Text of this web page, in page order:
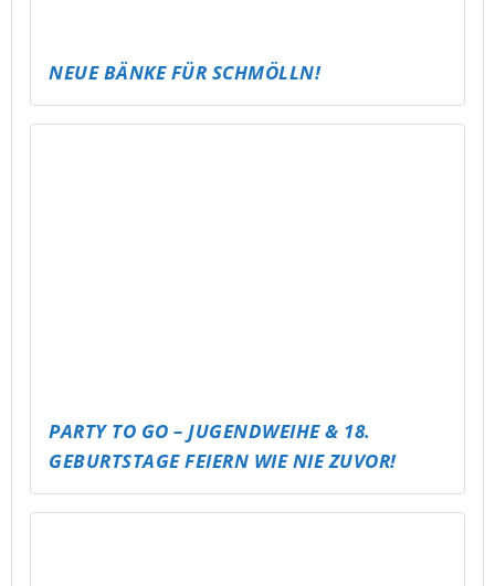
ALTENBURG WIRD BUNT – UND BEKOMMT
ABLI DREAMNIGHT – SCHLAFPARTY